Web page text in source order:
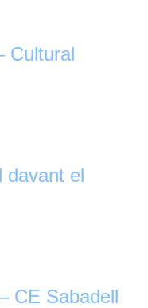
Cultural
davant el
CE Sabadell